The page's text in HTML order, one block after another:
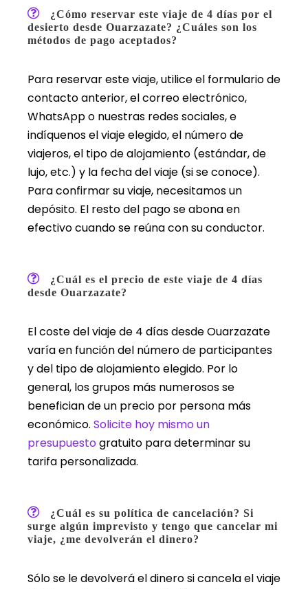
¿Cómo reservar este viaje de 4 días por el
desierto desde Ouarzazate? ¿Cuáles son los
métodos de pago aceptados?
Para reservar este viaje, utilice el formulario de
contacto anterior, el correo electrónico,
WhatsApp o nuestras redes sociales, e
indíquenos el viaje elegido, el número de
viajeros, el tipo de alojamiento (estándar, de
lujo, etc.) y la fecha del viaje (si se conoce).
Para confirmar su viaje, necesitamos un
depósito. El resto del pago se abona en
efectivo cuando se reúna con su conductor.
¿Cuál es el precio de este viaje de 4 días
desde Ouarzazate?
El coste del viaje de 4 días desde Ouarzazate
varía en función del número de participantes
y del tipo de alojamiento elegido. Por lo
general, los grupos más numerosos se
benefician de un precio por persona más
económico. Solicite hoy mismo un
presupuestogratuito para determinar su
tarifa personalizada.
¿Cuál es su política de cancelación? Si
surge algún imprevisto y tengo que cancelar mi
viaje, ¿me devolverán el dinero?
Sólo se le devolverá el dinero si cancela el viaje